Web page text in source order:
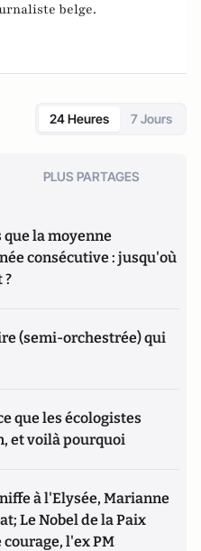
belge.
24 Heures 7 Jours
PLUS PARTAGES
la moyenne
consécutive : jusqu'où
?
(semi-orchestrée) qui
que les écologistes
et voilà pourquoi
à l'Elysée, Marianne
Le Nobel de la Paix
l'ex PM